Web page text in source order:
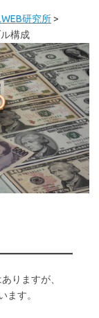
研究所>
構成
りますが、
ます。